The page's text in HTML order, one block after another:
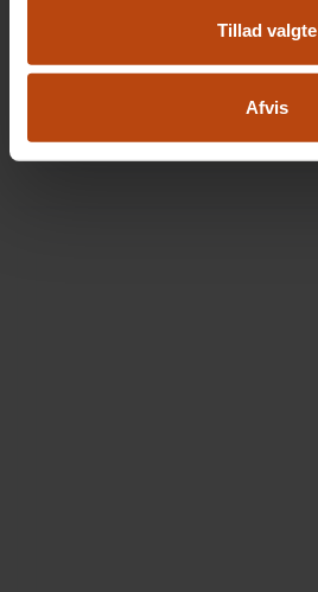
Tillad valgte
Afvis